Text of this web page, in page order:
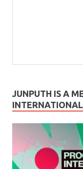
JUNPUTH IS A
INTERNATIONAL